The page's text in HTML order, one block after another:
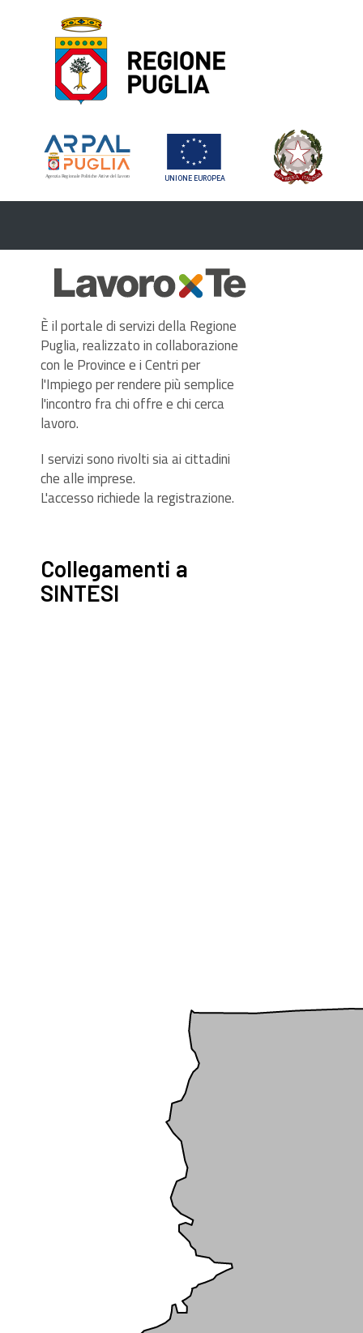
Èil portale di servizi della Regione
Puglia, realizzato in collaborazione
con le Province e i Centri per
l'Impiego per rendere più semplice
l'incontro fra chi offre e chi cerca
lavoro.
I servizi sono rivolti sia ai cittadini
che alle imprese.
L'accesso richiede la registrazione.
Collegamenti a
SINTESI